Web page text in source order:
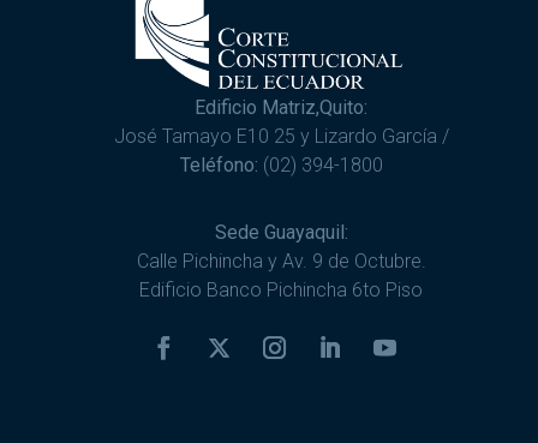
Edificio Matriz,Quito:
José Tamayo E10 25 y Lizardo García /
Teléfono: (02) 394-1800
Sede Guayaquil:
Calle Pichincha y Av. 9 de Octubre.
Edificio Banco Pichincha 6to Piso